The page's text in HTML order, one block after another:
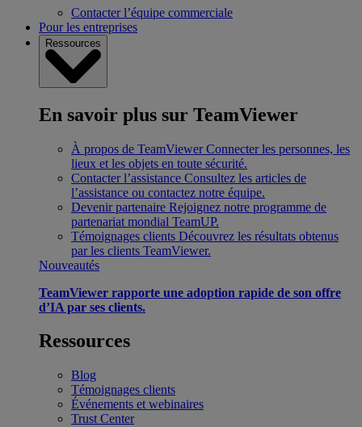
Contacter l’équipe commerciale
Pour les entreprises
Ressources
En savoir plus sur TeamViewer
À propos de TeamViewer Connecter les personnes, les
lieux et les objets en toute sécurité.
Contacter l’assistance Consultez les articles de
l’assistance ou contactez notre équipe.
Devenir partenaire Rejoignez notre programme de
partenariat mondial TeamUP.
Témoignages clients Découvrez les résultats obtenus
par les clients TeamViewer.
Nouveautés
TeamViewer rapporte une adoption rapide de son offre
d’IA par ses clients.
Ressources
Blog
Témoignages clients
Événements et webinaires
Trust Center